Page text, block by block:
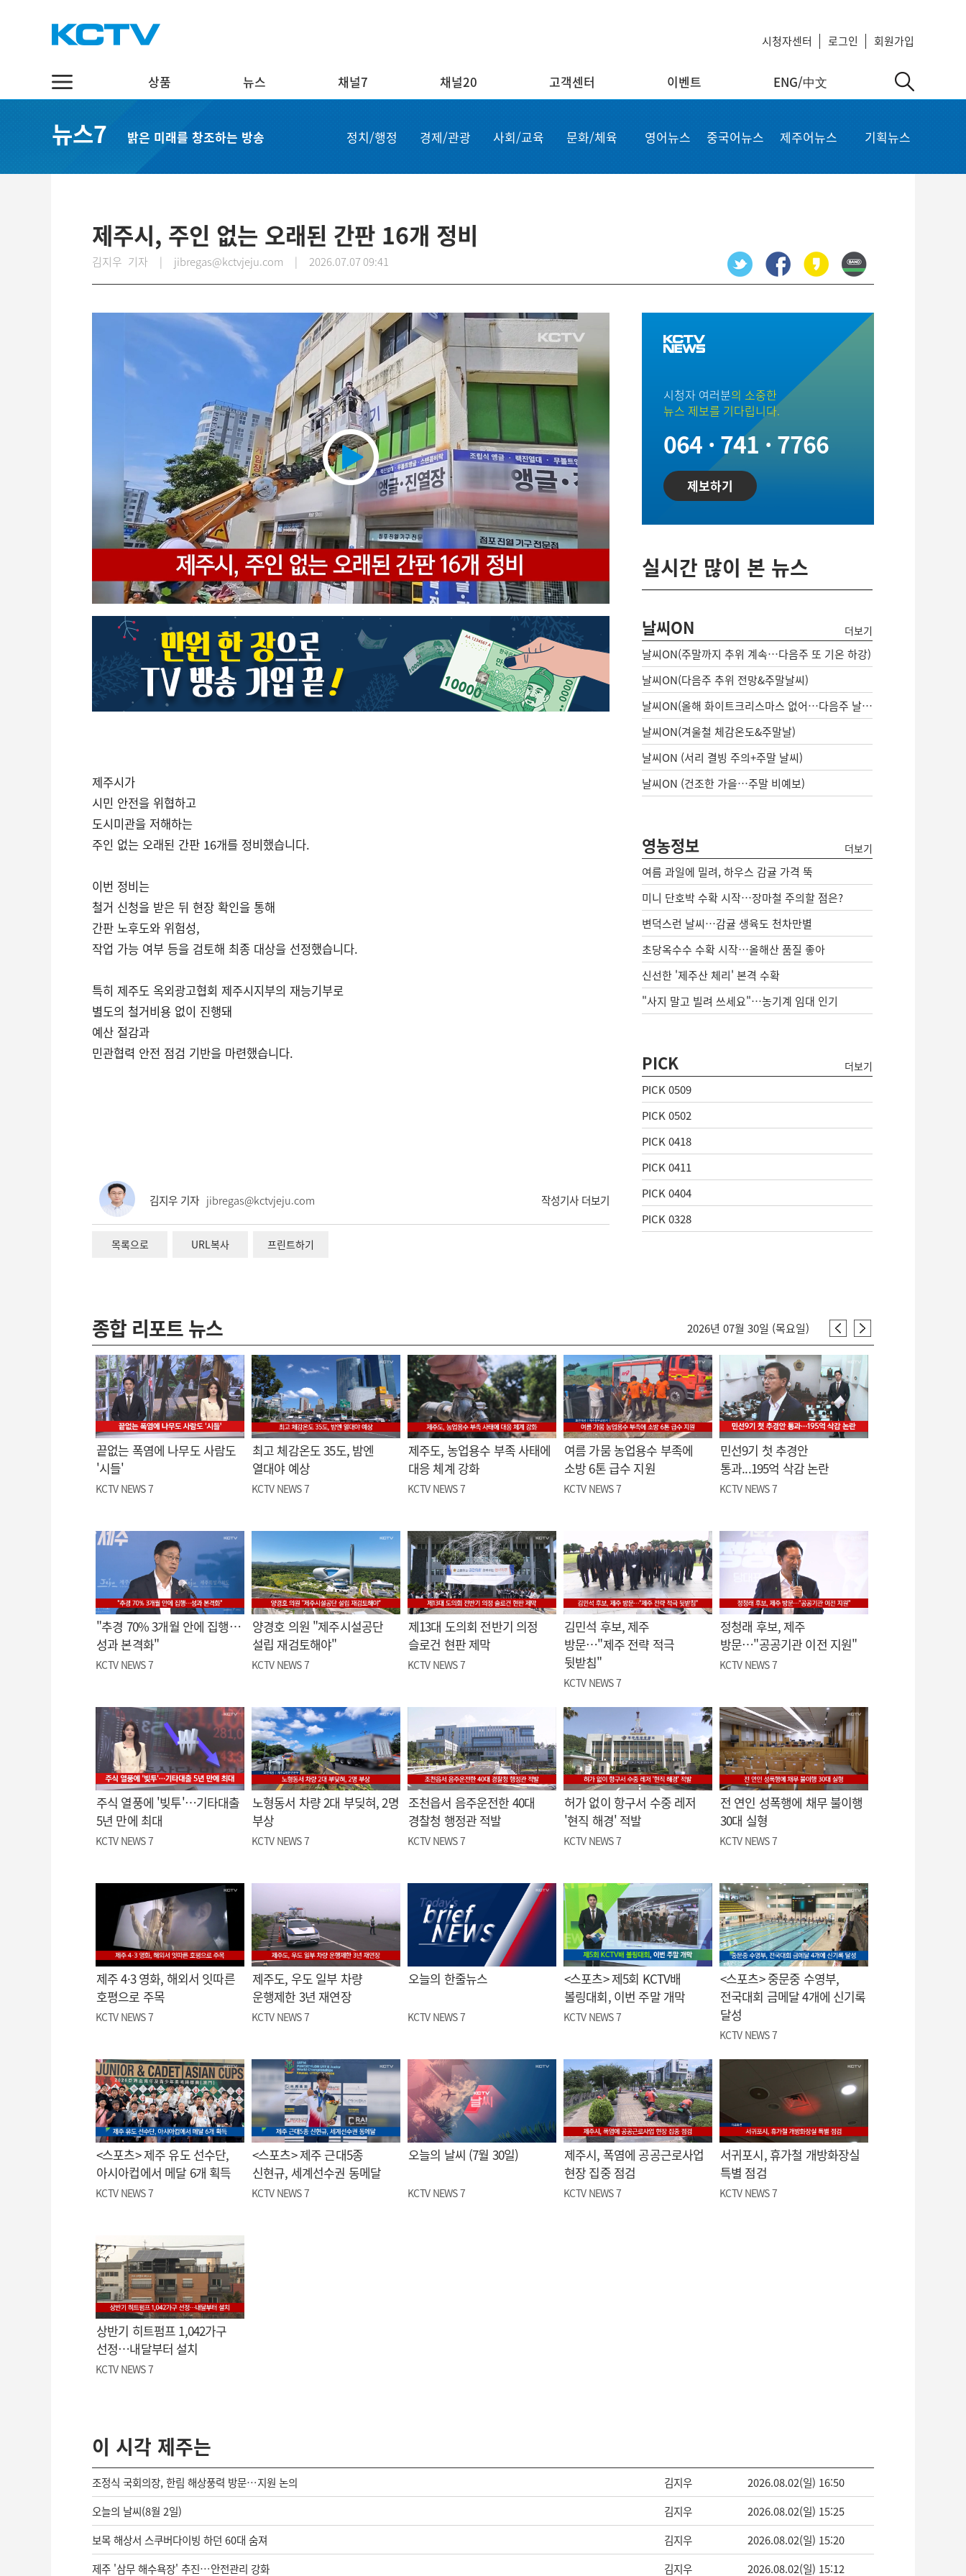
시청자센터 로그인 회원가입
상품 뉴스 채널7 채널20 고객센터 이벤트 ENG/中文
스마트 TV
스마트뷰앱
정치·행정
영어뉴스
중국어뉴스
기획뉴스
실시간보기
자주하는 질문
Order now
회원정보 수정
공지사항
뉴스7 밝은 미래를 창조하는 방송 정치/행정 경제/관광 사회/교육 문화/체육 영어뉴스 중국어뉴스 제주어뉴스 기획뉴스
제주시, 주인 없는 오래된 간판 16개 정비
김지우 기자 | jibregas@kctvjeju.com | 2026.07.07 09:41
Play
Video
제주시가
시민 안전을 위협하고
도시미관을 저해하는
주인 없는 오래된 간판 16개를 정비했습니다.
이번 정비는
철거 신청을 받은 뒤 현장 확인을 통해
간판 노후도와 위험성,
작업 가능 여부 등을 검토해 최종 대상을 선정했습니다.
특히 제주도 옥외광고협회 제주시지부의 재능기부로
별도의 철거비용 없이 진행돼
예산 절감과
민관협력 안전 점검 기반을 마련했습니다.
김지우 기자 jibregas@kctvjeju.com 작성기사 더보기
목록으로 URL복사 프린트하기
시청자 여러분의 소중한
뉴스 제보를 기다립니다.
064 · 741 · 7766
제보하기
실시간 많이 본 뉴스
날씨ON 더보기
날씨ON(주말까지 추위 계속…다음주 또 기온 하강)
날씨ON(다음주 추위 전망&주말날씨)
날씨ON(올해 화이트크리스마스 없어…다음주 날씨는?)
날씨ON(겨울철 체감온도&주말날)
날씨ON (서리 결빙 주의+주말 날씨)
날씨ON (건조한 가을…주말 비예보)
영농정보 더보기
여름 과일에 밀려, 하우스 감귤 가격 뚝
미니 단호박 수확 시작…장마철 주의할 점은?
변덕스런 날씨…감귤 생육도 천차만별
초당옥수수 수확 시작…올해산 품질 좋아
신선한 '제주산 체리' 본격 수확
"사지 말고 빌려 쓰세요"…농기계 임대 인기
PICK 더보기
PICK 0509
PICK 0502
PICK 0418
PICK 0411
PICK 0404
PICK 0328
종합 리포트 뉴스 2026년 07월 30일 (목요일)
끝없는 폭염에 나무도 사람도
'시들'
KCTV NEWS 7
최고 체감온도 35도, 밤엔
열대야 예상
KCTV NEWS 7
제주도, 농업용수 부족 사태에
대응 체계 강화
KCTV NEWS 7
여름 가뭄 농업용수 부족에
소방 6톤 급수 지원
KCTV NEWS 7
민선9기 첫 추경안
통과...195억 삭감 논란
KCTV NEWS 7
"추경 70% 3개월 안에 집행…
성과 본격화"
KCTV NEWS 7
양경호 의원 "제주시설공단
설립 재검토해야"
KCTV NEWS 7
제13대 도의회 전반기 의정
슬로건 현판 제막
KCTV NEWS 7
김민석 후보, 제주
방문…"제주 전략 적극
뒷받침"
KCTV NEWS 7
정청래 후보, 제주
방문…"공공기관 이전 지원"
KCTV NEWS 7
주식 열풍에 '빚투'…기타대출
5년 만에 최대
KCTV NEWS 7
노형동서 차량 2대 부딪혀, 2명
부상
KCTV NEWS 7
조천읍서 음주운전한 40대
경찰청 행정관 적발
KCTV NEWS 7
허가 없이 항구서 수중 레저
'현직 해경' 적발
KCTV NEWS 7
전 연인 성폭행에 채무 불이행
30대 실형
KCTV NEWS 7
제주 4·3 영화, 해외서 잇따른
호평으로 주목
KCTV NEWS 7
제주도, 우도 일부 차량
운행제한 3년 재연장
KCTV NEWS 7
오늘의 한줄뉴스
KCTV NEWS 7
<스포츠> 제5회 KCTV배
볼링대회, 이번 주말 개막
KCTV NEWS 7
<스포츠> 중문중 수영부,
전국대회 금메달 4개에 신기록
달성
KCTV NEWS 7
<스포츠> 제주 유도 선수단,
아시아컵에서 메달 6개 획득
KCTV NEWS 7
<스포츠> 제주 근대5종
신현규, 세계선수권 동메달
KCTV NEWS 7
오늘의 날씨 (7월 30일)
KCTV NEWS 7
제주시, 폭염에 공공근로사업
현장 집중 점검
KCTV NEWS 7
서귀포시, 휴가철 개방화장실
특별 점검
KCTV NEWS 7
상반기 히트펌프 1,042가구
선정…내달부터 설치
KCTV NEWS 7
이 시각 제주는
조정식 국회의장, 한림 해상풍력 방문…지원 논의 김지우
2026.08.02(일) 16:50
오늘의 날씨(8월 2일)
김지우
2026.08.02(일) 15:25
보목 해상서 스쿠버다이빙 하던 60대 숨져
김지우
2026.08.02(일) 15:20
제주 '삼무 해수욕장' 추진…안전관리 강화
김지우 2026.08.02(일) 15:12